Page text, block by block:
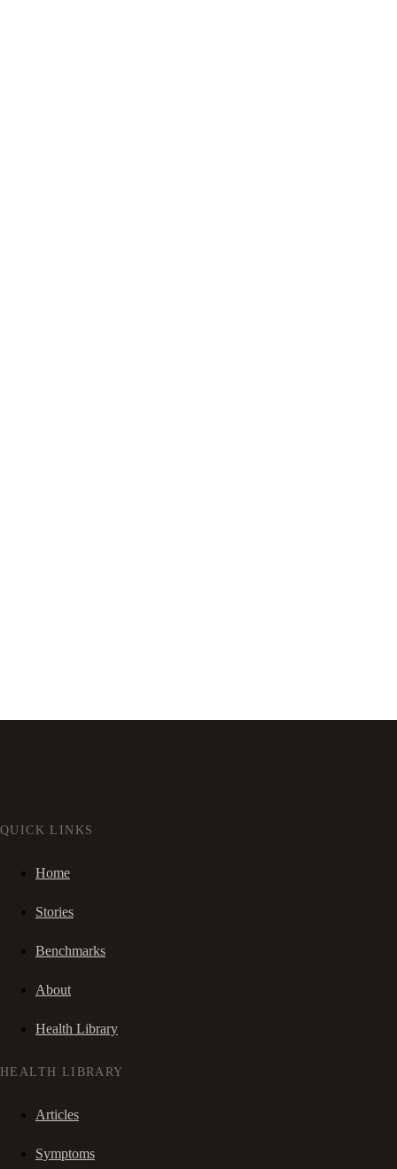
QUICK LINKS
Home
Stories
Benchmarks
About
Health Library
HEALTH LIBRARY
Articles
Symptoms